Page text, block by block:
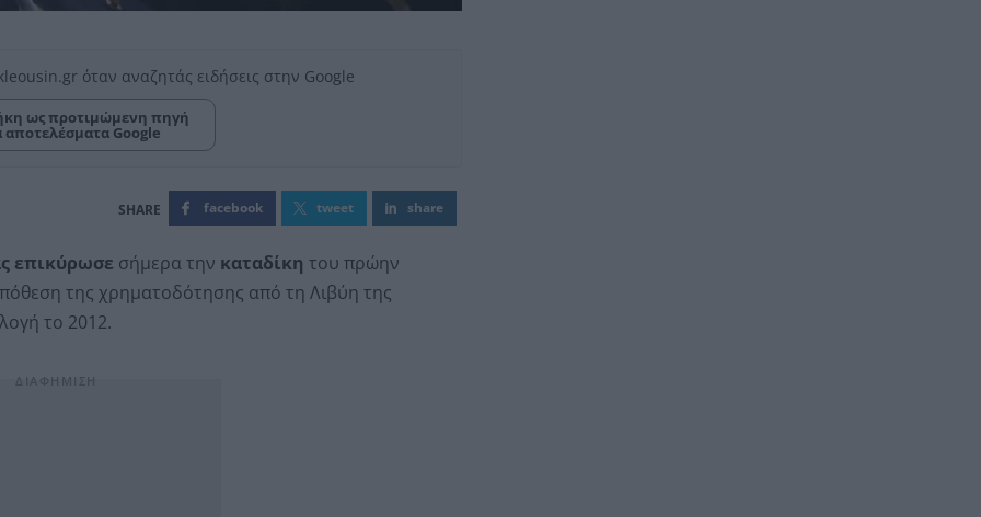
όταν αναζητάς ειδήσεις στην Google
ως προτιμώμενη πηγή
αποτελέσματα Google
facebook tweet share
επικύρωσε σήμερα την καταδίκη του πρώην
της χρηματοδότησης από τη Λιβύη της
το 2012.